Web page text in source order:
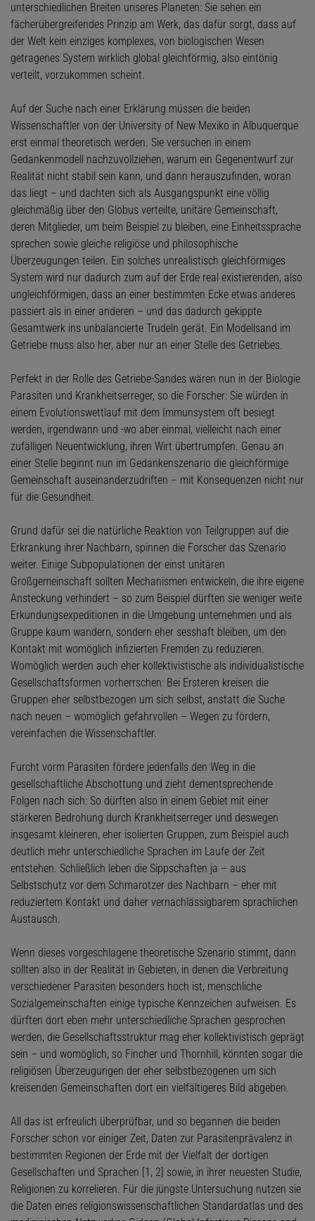
unterschiedlichen Breiten unseres Planeten: Sie sehen ein
fächerübergreifendes Prinzip am Werk, das dafür sorgt, dass auf
der Welt kein einziges komplexes, von biologischen Wesen
getragenes System wirklich global gleichförmig, also eintönig
verteilt, vorzukommen scheint.
Auf der Suche nach einer Erklärung müssen die beiden
Wissenschaftler von der University of New Mexiko in Albuquerque
erst einmal theoretisch werden. Sie versuchen in einem
Gedankenmodell nachzuvollziehen, warum ein Gegenentwurf zur
Realität nicht stabil sein kann, und dann herauszufinden, woran
das liegt – und dachten sich als Ausgangspunkt eine völlig
gleichmäßig über den Globus verteilte, unitäre Gemeinschaft,
deren Mitglieder, um beim Beispiel zu bleiben, eine Einheitssprache
sprechen sowie gleiche religiöse und philosophische
Überzeugungen teilen. Ein solches unrealistisch gleichförmiges
System wird nur dadurch zum auf der Erde real existierenden, also
ungleichförmigen, dass an einer bestimmten Ecke etwas anderes
passiert als in einer anderen – und das dadurch gekippte
Gesamtwerk ins unbalancierte Trudeln gerät. Ein Modellsand im
Getriebe muss also her, aber nur an einer Stelle des Getriebes.
Perfekt in der Rolle des Getriebe-Sandes wären nun in der Biologie
Parasiten und Krankheitserreger, so die Forscher: Sie würden in
einem Evolutionswettlauf mit dem Immunsystem oft besiegt
werden, irgendwann und -wo aber einmal, vielleicht nach einer
zufälligen Neuentwicklung, ihren Wirt übertrumpfen. Genau an
einer Stelle beginnt nun im Gedankenszenario die gleichförmige
Gemeinschaft auseinanderzudriften – mit Konsequenzen nicht nur
für die Gesundheit.
Grund dafür sei die natürliche Reaktion von Teilgruppen auf die
Erkrankung ihrer Nachbarn, spinnen die Forscher das Szenario
weiter. Einige Subpopulationen der einst unitären
Großgemeinschaft sollten Mechanismen entwickeln, die ihre eigene
Ansteckung verhindert – so zum Beispiel dürften sie weniger weite
Erkundungsexpeditionen in die Umgebung unternehmen und als
Gruppe kaum wandern, sondern eher sesshaft bleiben, um den
Kontakt mit womöglich infizierten Fremden zu reduzieren.
Womöglich werden auch eher kollektivistische als individualistische
Gesellschaftsformen vorherrschen: Bei Ersteren kreisen die
Gruppen eher selbstbezogen um sich selbst, anstatt die Suche
nach neuen – womöglich gefahrvollen – Wegen zu fördern,
vereinfachen die Wissenschaftler.
Furcht vorm Parasiten fördere jedenfalls den Weg in die
gesellschaftliche Abschottung und zieht dementsprechende
Folgen nach sich: So dürften also in einem Gebiet mit einer
stärkeren Bedrohung durch Krankheitserreger und deswegen
insgesamt kleineren, eher isolierten Gruppen, zum Beispiel auch
deutlich mehr unterschiedliche Sprachen im Laufe der Zeit
entstehen. Schließlich leben die Sippschaften ja – aus
Selbstschutz vor dem Schmarotzer des Nachbarn – eher mit
reduziertem Kontakt und daher vernachlässigbarem sprachlichen
Austausch.
Wenn dieses vorgeschlagene theoretische Szenario stimmt, dann
sollten also in der Realität in Gebieten, in denen die Verbreitung
verschiedener Parasiten besonders hoch ist, menschliche
Sozialgemeinschaften einige typische Kennzeichen aufweisen. Es
dürften dort eben mehr unterschiedliche Sprachen gesprochen
werden, die Gesellschaftsstruktur mag eher kollektivistisch geprägt
sein – und womöglich, so Fincher und Thornhill, könnten sogar die
religiösen Überzeugungen der eher selbstbezogenen um sich
kreisenden Gemeinschaften dort ein vielfältigeres Bild abgeben.
All das ist erfreulich überprüfbar, und so begannen die beiden
Forscher schon vor einiger Zeit, Daten zur Parasitenprävalenz in
bestimmten Regionen der Erde mit der Vielfalt der dortigen
Gesellschaften und Sprachen [1, 2] sowie, in ihrer neuesten Studie,
Religionen zu korrelieren. Für die jüngste Untersuchung nutzen sie
die Daten eines religionswissenschaftlichen Standardatlas und des